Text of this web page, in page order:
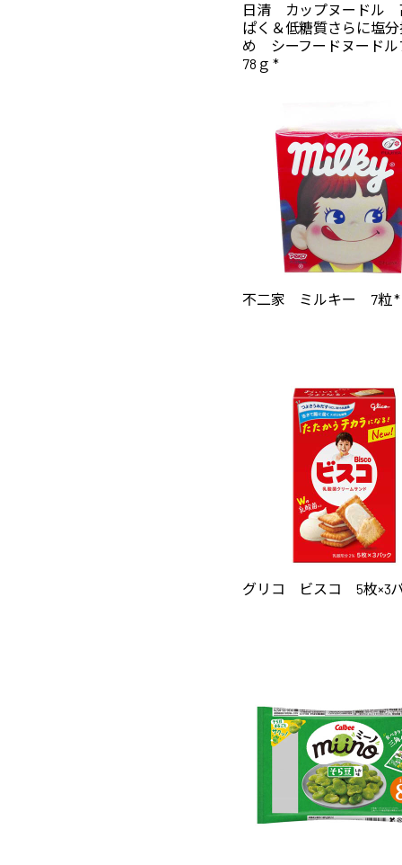
日清 カップヌードル
ぱく＆低糖質さらに塩
め シーフードヌード
78ｇ *
不二家 ミルキー 7粒 *
グリコ ビスコ 5枚×3